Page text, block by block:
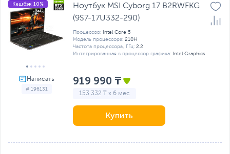
# 196131
Кешбэк 10%
Ноутбук MSI Cyborg 17 B2RWFKG
(9S7-17U332-290)
Процессор: Intel Core 5
Модель процессора: 210H
Частота процессора, ГГц: 2.2
Интегрированная в процессор графика: Intel Graphics
919 990 ₸
153 332 ₸ x 6 мес
Купить